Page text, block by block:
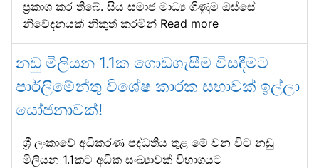
ප්‍රකාශ කර තිබේ. සිය සමාජ මාධ්‍ය ගිණුම ඔස්සේ
නිවේදනයක් නිකුත් කරමින් Read more
නඩු මිලියන 1.1ක ගොඩගැසීම විසඳීමට
පාර්ලිමේන්තු විශේෂ කාරක සභාවක් ඉල්ලා
යෝජනාවක්!
ශ්‍රී ලංකාවේ අධිකරණ පද්ධතිය තුළ මේ වන විට නඩු
මිලියන 1.1කට අධික සංඛ්‍යාවක් විභාගයට